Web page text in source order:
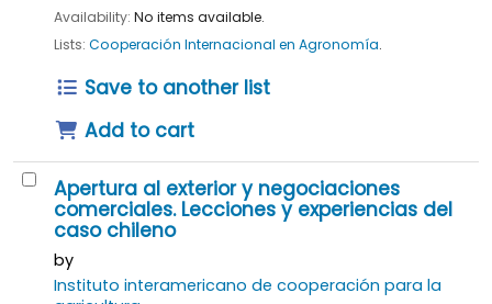
Availability: No items available.
Lists: Cooperación Internacional en Agronomía.
Save to another list
Add to cart
Apertura al exterior y negociaciones
comerciales. Lecciones y experiencias del
caso chileno
by
Instituto interamericano de cooperación para la